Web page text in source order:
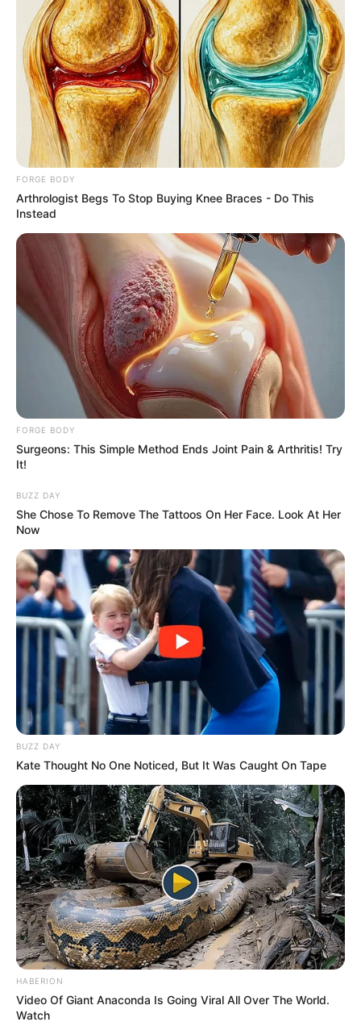
Iconic '90s Entertainment Couples We'll Never Forget
BRAINBERRIES
The Bodyguard's Hidden Bloopers Revealed
BRAINBERRIES
Bollywood’s Boldest Dance Scenes Still Trending
BRAINBERRIES
This Woman Chose To Live Like A Horse
BRAINBERRIES
She Gave Up A Normal Life To Act Like A Horse
BRAINBERRIES
FORGE BODY
Arthrologist Begs To Stop Buying Knee Braces - Do This
Instead
FORGE BODY
Surgeons: This Simple Method Ends Joint Pain & Arthritis! Try
It!
BUZZ DAY
She Chose To Remove The Tattoos On Her Face. Look At Her
Now
BUZZ DAY
Kate Thought No One Noticed, But It Was Caught On Tape
HABERION
Video Of Giant Anaconda Is Going Viral All Over The World.
Watch